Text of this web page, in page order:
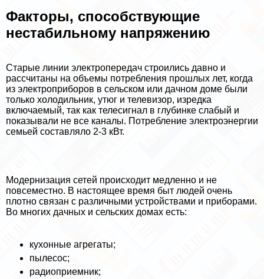
Факторы, способствующие
нестабильному напряжению
Старые линии электропередач строились давно и
рассчитаны на объемы потрeбления прошлых лет, когда
из электроприборов в сельском или дачном доме были
только холодильник, утюг и телевизор, изредка
включаемый, так как телесигнал в глубинке слабый и
показывали не все каналы. Потрeбление электроэнергии
семьей составляло 2-3 кВт.
Модернизация сетей происходит медленно и не
повсеместно. В настоящее время быт людей очень
плотно связан с различными устройствами и приборами.
Во многих дачных и сельских домах есть:
кухонные агрегаты;
пылесос;
радиоприемник;